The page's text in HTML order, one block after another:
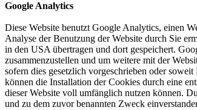
Google Analytics
Diese Website benutzt Google Analytics, einen
Analyse der Benutzung der Website durch Sie
in den USA übertragen und dort gespeichert.
zusammenzustellen und um weitere mit der
sofern dies gesetzlich vorgeschrieben oder
können die Installation der Cookies durch eine
dieser Website voll umfänglich nutzen können.
und zu dem zuvor benannten Zweck